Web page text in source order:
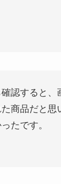
認すると、
商品だと思
たです。